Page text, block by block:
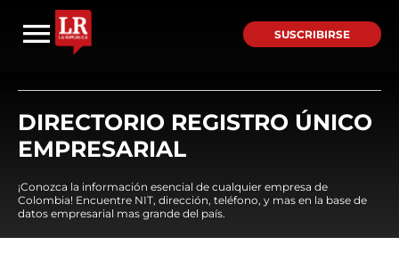
SUSCRIBIRSE
DIRECTORIO REGISTRO ÚNICO
EMPRESARIAL
¡Conozca la información esencial de cualquier empresa de
Colombia! Encuentre NIT, dirección, teléfono, y mas en la base de
datos empresarial mas grande del país.